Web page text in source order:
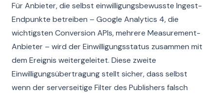
Für Anbieter, die selbst einwilligungsbewusste Ingest-
Endpunkte betreiben – Google Analytics 4, die
wichtigsten Conversion APIs, mehrere Measurement-
Anbieter – wird der Einwilligungsstatus zusammen mit
dem Ereignis weitergeleitet. Diese zweite
Einwilligungsübertragung stellt sicher, dass selbst
wenn der serverseitige Filter des Publishers falsch